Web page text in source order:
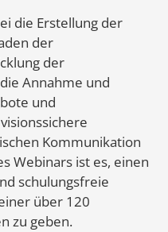
die Erstellung der
der
der
Annahme und
und
Kommunikation
Webinars ist es, einen
schulungsfreie
über 120
zu geben.